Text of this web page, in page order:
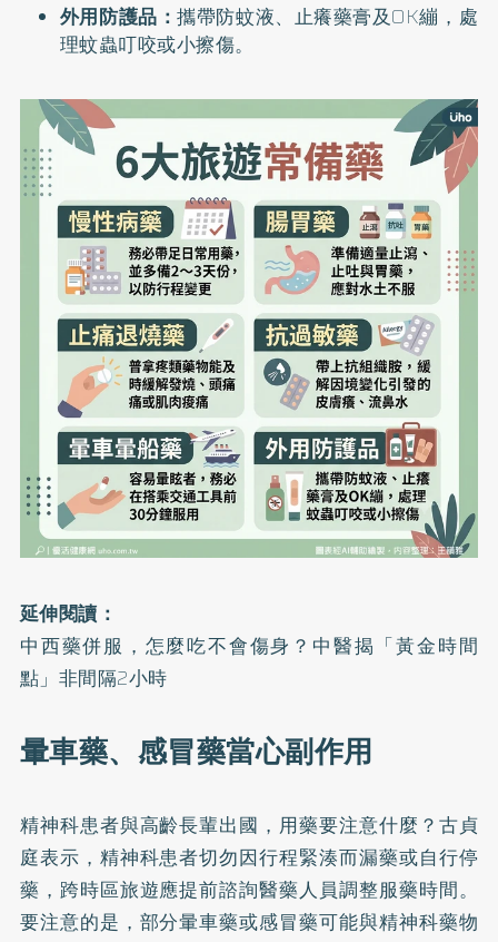
外用防護品：攜帶防蚊液、止癢藥膏及OK繃，處
理蚊蟲叮咬或小擦傷。
延伸閱讀：
中西藥併服，怎麼吃不會傷身？中醫揭「黃金時間
點」非間隔2小時
暈車藥、感冒藥當心副作用
精神科患者與高齡長輩出國，用藥要注意什麼？古貞
庭表示，精神科患者切勿因行程緊湊而漏藥或自行停
藥，跨時區旅遊應提前諮詢醫藥人員調整服藥時間。
要注意的是，部分暈車藥或感冒藥可能與精神科藥物